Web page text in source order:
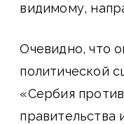
видимому,
Очевидно, что
политической
«Сербия
правительства